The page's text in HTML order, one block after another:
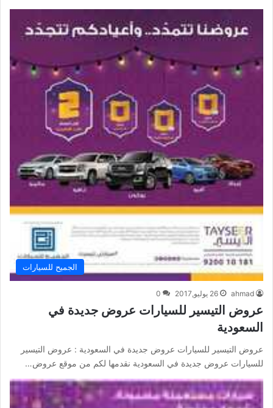
الجميح للسيارات
ahmad 26 يوليو,2017 0
عروض التيسير للسيارات عروض جديدة في
السعودية
عروض التيسير للسيارات عروض جديدة في السعودية : عروض التيسير
للسيارات عروض جديدة في السعودية نقدمها لكم من موقع عروض…